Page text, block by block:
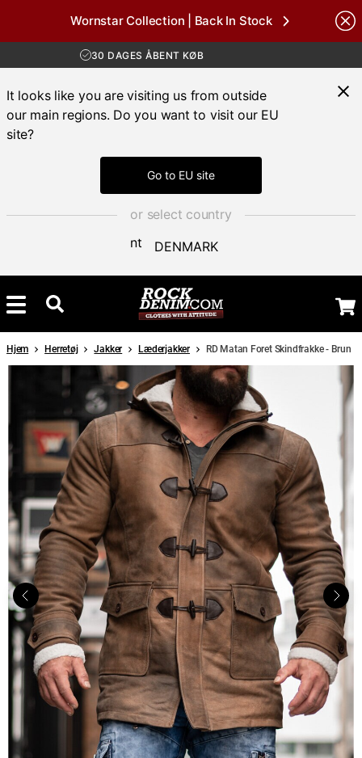
Wornstar Collection | Back In Stock
GRATIS FRAGT VED KØB OVER 700 KR
HURTIG LEVERING 3 – 5 DAGE
GRATIS FRAGT VED KØB OVER 700 KR
It looks like you are visiting us from outside
our main regions. Do you want to visit our EU
site?
Go to EU site
or select country
DENMARK
Hjem Herretøj Jakker Læderjakker RD Matan Foret Skindfrakke - Brun